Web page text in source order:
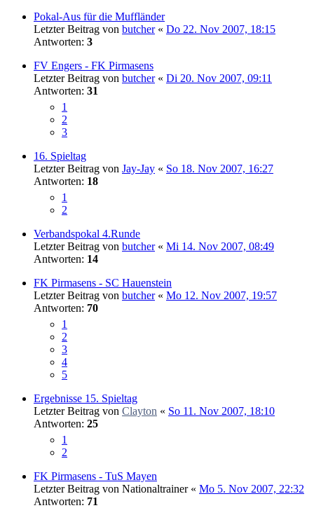
Pokal-Aus für die Muffländer
Letzter Beitrag von butcher« Do 22. Nov 2007, 18:15
Antworten: 3
FV Engers - FK Pirmasens
Letzter Beitrag von butcher« Di 20. Nov 2007, 09:11
Antworten: 31
1
2
3
16. Spieltag
Letzter Beitrag von Jay-Jay « So 18. Nov 2007, 16:27
Antworten: 18
1
2
Verbandspokal 4.Runde
Letzter Beitrag von butcher« Mi 14. Nov 2007, 08:49
Antworten: 14
FK Pirmasens - SC Hauenstein
Letzter Beitrag von butcher« Mo 12. Nov 2007, 19:57
Antworten: 70
1
2
3
4
5
Ergebnisse 15. Spieltag
Letzter Beitrag von Clayton « So 11. Nov 2007, 18:10
Antworten: 25
1
2
FK Pirmasens - TuS Mayen
Letzter Beitrag von Nationaltrainer« Mo 5. Nov 2007, 22:32
Antworten: 71